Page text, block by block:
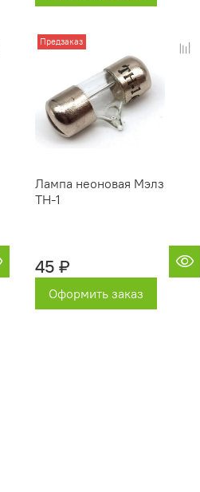
Предзаказ
Лампа неоновая Мэлз
ТН-1
45 ₽
Оформить заказ